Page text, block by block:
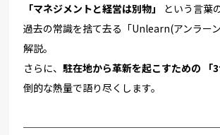
「マネジメントと経営は別物」
という言葉
過去の常識を捨て去る「Unlearn(アンラーン
解説。
さらに、駐在地から革新を起こすための 「3
倒的な熱量で語り尽くします。